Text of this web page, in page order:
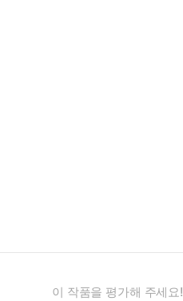
이 작품을 평가해 주세요!